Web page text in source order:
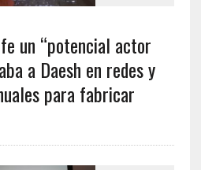
un “potencial actor
a Daesh en redes y
para fabricar